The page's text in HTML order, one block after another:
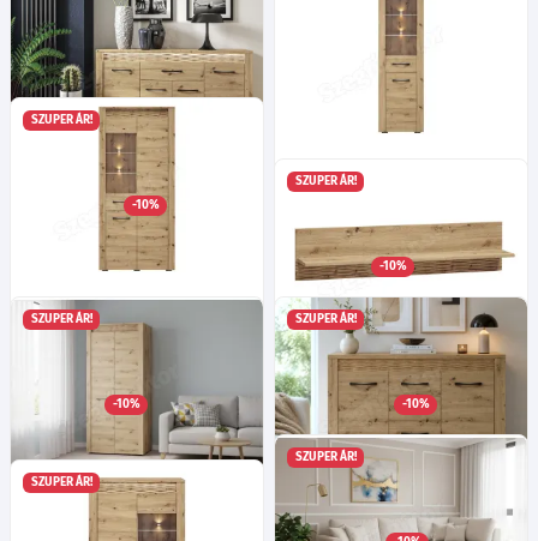
Risz 08 komód - Artisan tölgy
Mé:40cm
-10%
170 015
Risz 03 tálalószekrény -
Artisan tölgy
Választható nyitás!
Választható led világítás a polcokhoz!
-10%
115 205
SZUPER ÁR!
Risz 04 tálalószekrény -
Artisan tölgy
Sz:92 Mé:40
Választható tálalószekrény zárt oldala!
Választható led világítás a polcokhoz!
-10%
168 395Ft
SZUPER ÁR!
Risz 12 polc - Artisan tölgy
Ma:28 Sz:120 Mé:22cm
-10%
28 265 Ft
SZUPER ÁR!
Risz 01 szekrény - Artisan
SZUPER ÁR!
Risz 07 komód - Artisan tölgy
Ma:94 Sz:138
cm
SZUPER ÁR!
SZUPER ÁR!